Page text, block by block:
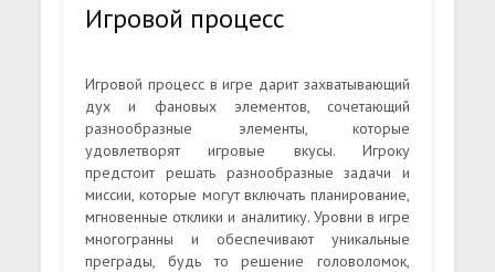
Игровой процесс
Игровой процесс в игре дарит захватывающий
дух и фановых элементов, сочетающий
разнообразные элементы, которые
удовлетворят игровые вкусы. Игроку
предстоит решать разнообразные задачи и
миссии, которые могут включать планирование,
мгновенные отклики и аналитику. Уровни в игре
многогранны и обеспечивают уникальные
преграды, будь то решение головоломок,